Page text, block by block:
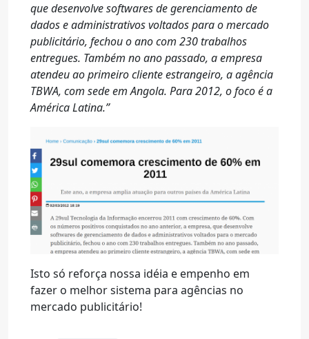
que desenvolve softwares de gerenciamento de
dados e administrativos voltados para o mercado
publicitário, fechou o ano com 230 trabalhos
entregues. Também no ano passado, a empresa
atendeu ao primeiro cliente estrangeiro, a agência
TBWA, com sede em Angola. Para 2012, o foco é a
América Latina.”
Isto só reforça nossa idéia e empenho em
fazer o melhor sistema para agências no
mercado publicitário!